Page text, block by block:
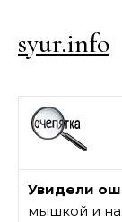
syur.info
Увидели
мышкой и